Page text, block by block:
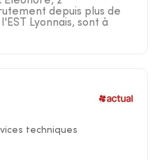
depuis plus de
Lyonnais, sont à
techniques